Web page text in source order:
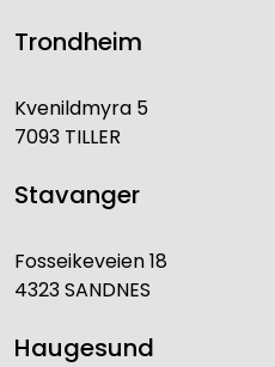
Trondheim
Kvenildmyra 5
7093 TILLER
Stavanger
Fosseikeveien 18
4323 SANDNES
Haugesund